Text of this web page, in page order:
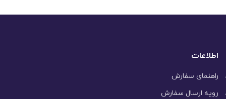
اطلاعات
راهنمای سفارش
رویه ارسال سفارش